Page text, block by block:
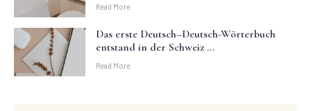
Read More
Das erste Deutsch–Deutsch-Wörterbuch
entstand in der Schweiz …
Read More